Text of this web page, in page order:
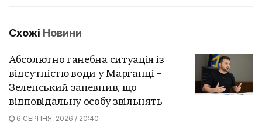
Схожі Новини
Абсолютно ганебна ситуація із
відсутністю води у Марганці –
Зеленський запевнив, що
відповідальну особу звільнять
6 СЕРПНЯ, 2026 / 20:40